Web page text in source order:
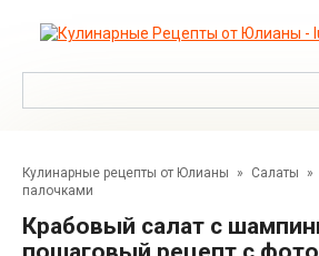
Кулинарные рецепты от Юлианы » Салаты »
палочками
Крабовый салат с шампиньонами —